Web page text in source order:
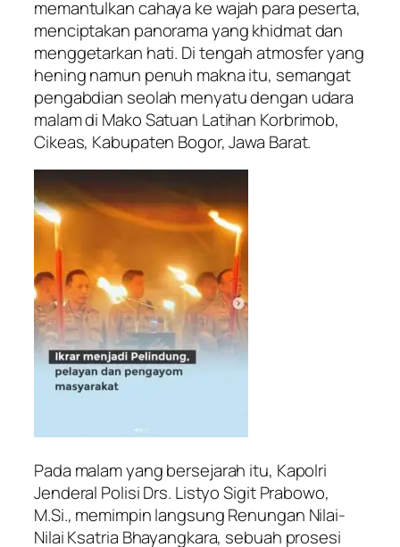
memantulkan cahaya ke wajah para peserta,
menciptakan panorama yang khidmat dan
menggetarkan hati. Di tengah atmosfer yang
hening namun penuh makna itu, semangat
pengabdian seolah menyatu dengan udara
malam di Mako Satuan Latihan Korbrimob,
Cikeas, Kabupaten Bogor, Jawa Barat.
Pada malam yang bersejarah itu, Kapolri
Jenderal Polisi Drs. Listyo Sigit Prabowo,
M.Si., memimpin langsung Renungan Nilai-
Nilai Ksatria Bhayangkara, sebuah prosesi